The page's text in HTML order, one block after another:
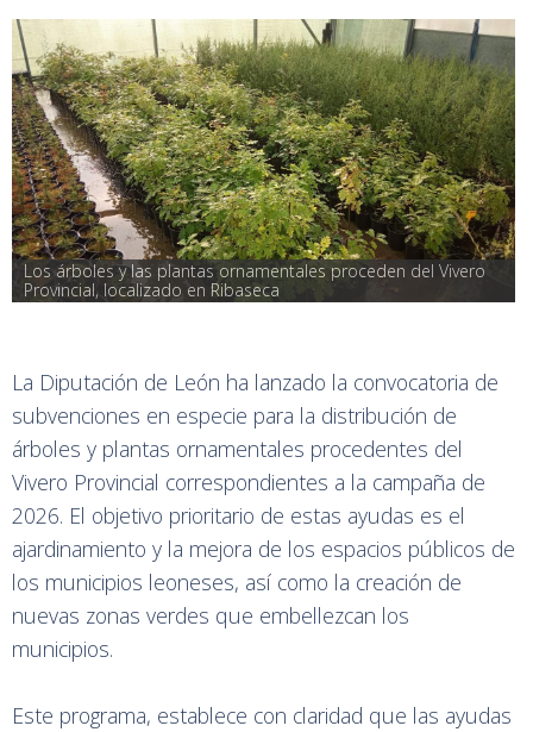
Los árboles y las plantas ornamentales proceden del Vivero
Provincial, localizado en Ribaseca
La Diputación de León ha lanzado la convocatoria de
subvenciones en especie para la distribución de
árboles y plantas ornamentales procedentes del
Vivero Provincial correspondientes a la campaña de
2026. El objetivo prioritario de estas ayudas es el
ajardinamiento y la mejora de los espacios públicos de
los municipios leoneses, así como la creación de
nuevas zonas verdes que embellezcan los
municipios.
Este programa, establece con claridad que las ayudas